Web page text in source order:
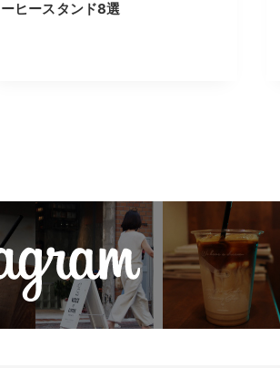
ーヒースタンド8選